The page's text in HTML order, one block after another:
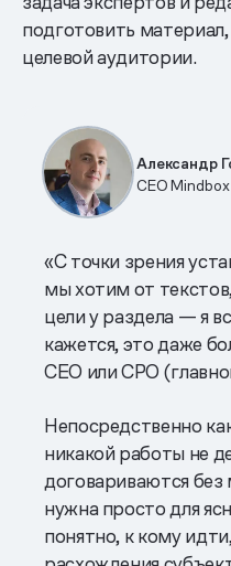
подготовить
целевой аудитории.
Александр
CEO Mindbox
«С точки зрения
мы хотим от
цели у раздела — я
кажется, это даже
CEO или CPO
Непосредственно
никакой работы не
договариваются
нужна просто для
понятно, к кому